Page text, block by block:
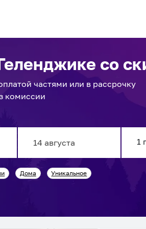
со
частями или в рассрочку
комиссии
backward
Дома Уникальное